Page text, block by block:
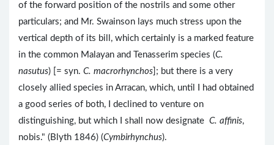
of the forward position of the nostrils and some other
particulars; and Mr. Swainson lays much stress upon the
vertical depth of its bill, which certainly is a marked feature
in the common Malayan and Tenasserim species (C.
nasutus) [= syn. C. macrorhynchos ]; but there is a very
closely allied species in Arracan, which, until I had obtained
a good series of both, I declined to venture on
distinguishing, but which I shall now designate C. affinis,
nobis." (Blyth 1846) (Cymbirhynchus).